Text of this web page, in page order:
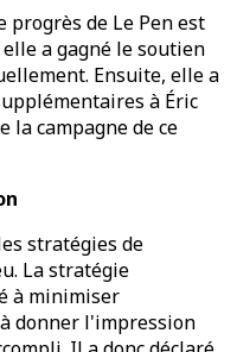
progrès de Le Pen est
a gagné le soutien
Ensuite, elle a
à Éric
la campagne de ce
stratégies de
La stratégie
à minimiser
donner l'impression